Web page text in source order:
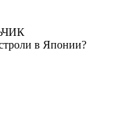
в Японии?